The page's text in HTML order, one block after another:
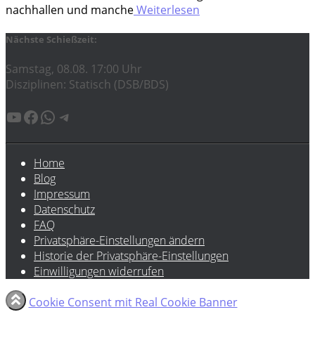
nach­hal­len und man­cheWeiterlesen
Nächste Schießzeit:
Samstag, 08.08. 17:00 Uhr
Disziplinen: Statisch (DSB/BDS)
YouTube
Facebook
WhatsApp
Telegram
Home
Blog
Impressum
Datenschutz
FAQ
Privatsphäre-Einstellungen ändern
Historie der Privatsphäre-Einstellungen
Einwilligungen widerrufen
Cookie Consent mit Real Cookie Banner